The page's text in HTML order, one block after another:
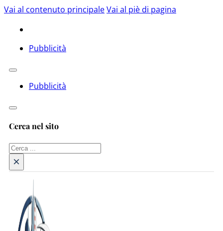
Vai al contenuto principaleVai al piè di pagina
Pubblicità
Pubblicità
Cerca nel sito
Cerca
×